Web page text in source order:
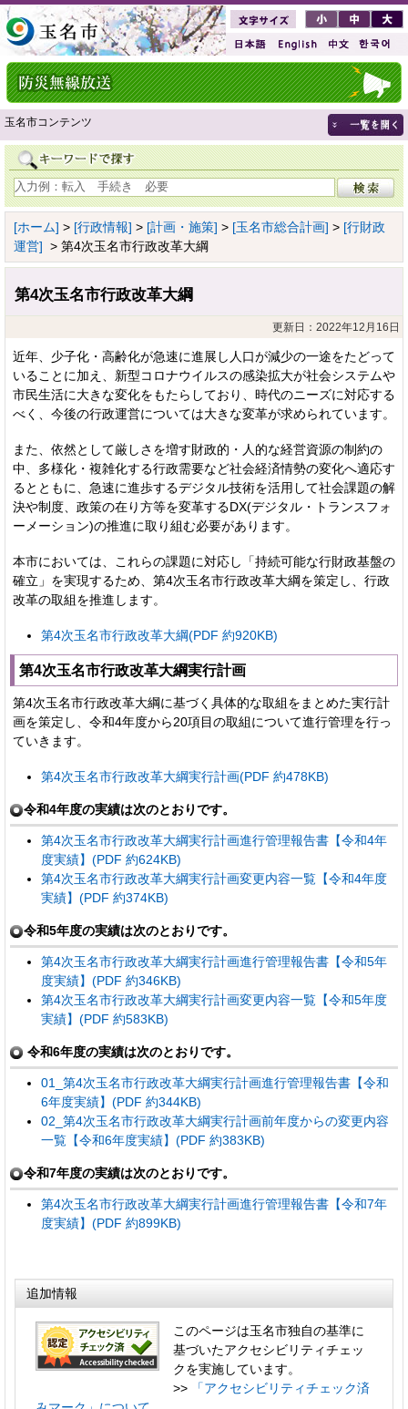
玉名市コンテンツ
[ホーム] > [行政情報] > [計画・施策] > [玉名市総合計画] > [行財政
運営] > 第4次玉名市行政改革大綱
第4次玉名市行政改革大綱
更新日：2022年12月16日
近年、少子化・高齢化が急速に進展し人口が減少の一途をたどって
いることに加え、新型コロナウイルスの感染拡大が社会システムや
市民生活に大きな変化をもたらしており、時代のニーズに対応する
べく、今後の行政運営については大きな変革が求められています。
また、依然として厳しさを増す財政的・人的な経営資源の制約の
中、多様化・複雑化する行政需要など社会経済情勢の変化へ適応す
るとともに、急速に進歩するデジタル技術を活用して社会課題の解
決や制度、政策の在り方等を変革するDX(デジタル・トランスフォ
ーメーション)の推進に取り組む必要があります。
本市においては、これらの課題に対応し「持続可能な行財政基盤の
確立」を実現するため、第4次玉名市行政改革大綱を策定し、行政
改革の取組を推進します。
第4次玉名市行政改革大綱(PDF 約920KB)
第4次玉名市行政改革大綱実行計画
第4次玉名市行政改革大綱に基づく具体的な取組をまとめた実行計
画を策定し、令和4年度から20項目の取組について進行管理を行っ
ていきます。
第4次玉名市行政改革大綱実行計画(PDF 約478KB)
令和4年度の実績は次のとおりです。
第4次玉名市行政改革大綱実行計画進行管理報告書【令和4年
度実績】(PDF 約624KB)
第4次玉名市行政改革大綱実行計画変更内容一覧【令和4年度
実績】(PDF 約374KB)
令和5年度の実績は次のとおりです。
第4次玉名市行政改革大綱実行計画進行管理報告書【令和5年
度実績】(PDF 約346KB)
第4次玉名市行政改革大綱実行計画変更内容一覧【令和5年度
実績】(PDF 約583KB)
令和6年度の実績は次のとおりです。
01_第4次玉名市行政改革大綱実行計画進行管理報告書【令和
6年度実績】(PDF 約344KB)
02_第4次玉名市行政改革大綱実行計画前年度からの変更内容
一覧【令和6年度実績】(PDF 約383KB)
令和7年度の実績は次のとおりです。
第4次玉名市行政改革大綱実行計画進行管理報告書【令和7年
度実績】(PDF 約899KB)
追加情報
このページは玉名市独自の基準に
基づいたアクセシビリティチェッ
クを実施しています。
>>
「アクセシビリティチェック済